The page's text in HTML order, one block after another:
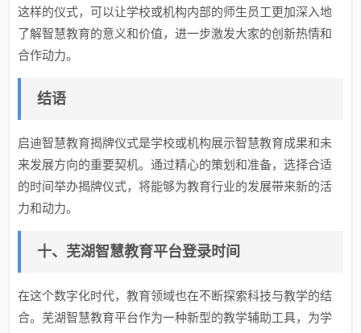
这样的仪式，可以让学校或机构内部的师生员工更加深入地
了解智慧教育的意义和价值，进一步激发大家的创新热情和
合作动力。
结语
启迪智慧教育揭牌仪式是学校或机构展示智慧教育成果和未
来发展方向的重要契机。通过精心的策划和准备，选择合适
的时间举办揭牌仪式，将能够为教育行业的发展带来新的活
力和动力。
十、芜湖智慧教育平台登录时间
在这个数字化时代，教育领域也在不断探索科技与教学的结
合。芜湖智慧教育平台作为一种新型的教学辅助工具，为学